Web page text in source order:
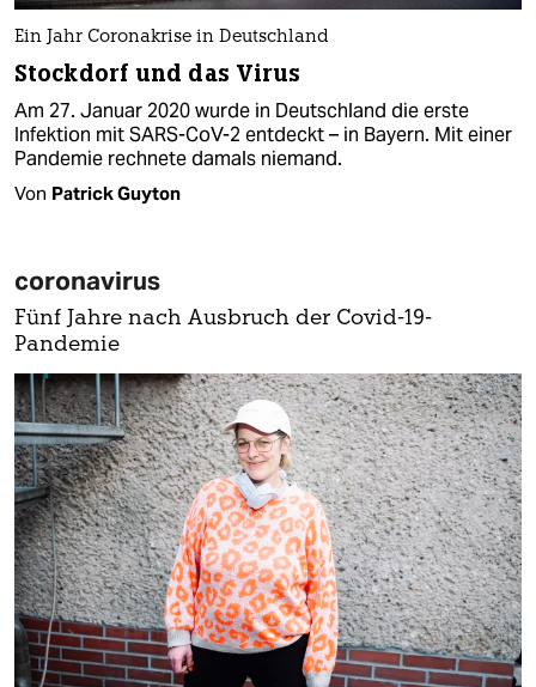
Ein Jahr Coronakrise in Deutschland
Stockdorf und das Virus
Am 27. Januar 2020 wurde in Deutschland die erste
Infektion mit SARS-CoV-2 entdeckt – in Bayern. Mit einer
Pandemie rechnete damals niemand.
Von Patrick Guyton
coronavirus
Fünf Jahre nach Ausbruch der Covid-19-
Pandemie